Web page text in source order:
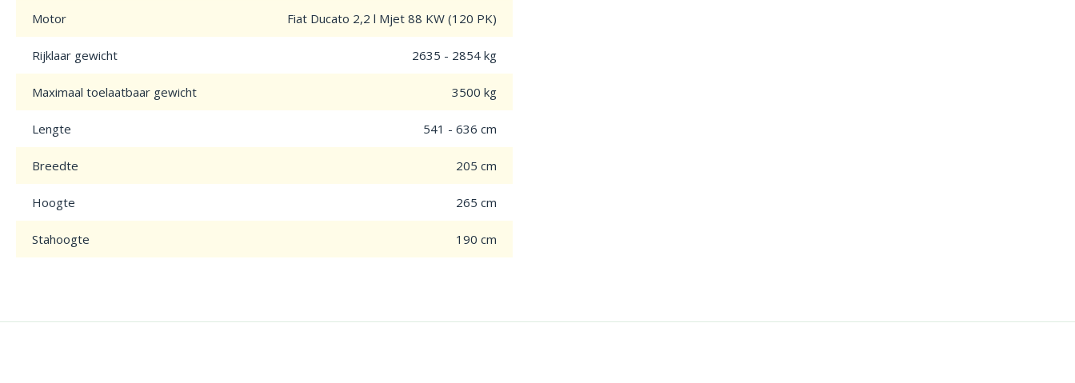
Motor Fiat Ducato 2,2 l Mjet 88 KW (120 PK)
Rijklaar gewicht 2635 - 2854 kg
Maximaal toelaatbaar gewicht 3500 kg
Lengte 541 - 636 cm
Breedte 205 cm
Hoogte 265 cm
Stahoogte 190 cm